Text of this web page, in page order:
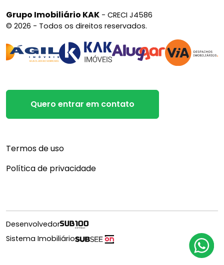
Grupo Imobiliário KAK - CRECI J4586
© 2026 - Todos os direitos reservados.
Quero entrar em contato
Termos de uso
Política de privacidade
Desenvolvedor
Sistema Imobiliário